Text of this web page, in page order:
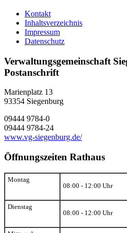
Kontakt
Inhaltsverzeichnis
Impressum
Datenschutz
Verwaltungsgemeinschaft
Postanschrift
Marienplatz 13
93354 Siegenburg
09444 9784-0
09444 9784-24
www.vg-siegenburg.de/
Öffnungszeiten Rathaus
Montag
08:00 - 12:00 Uhr
Dienstag
08:00 - 12:00 Uhr